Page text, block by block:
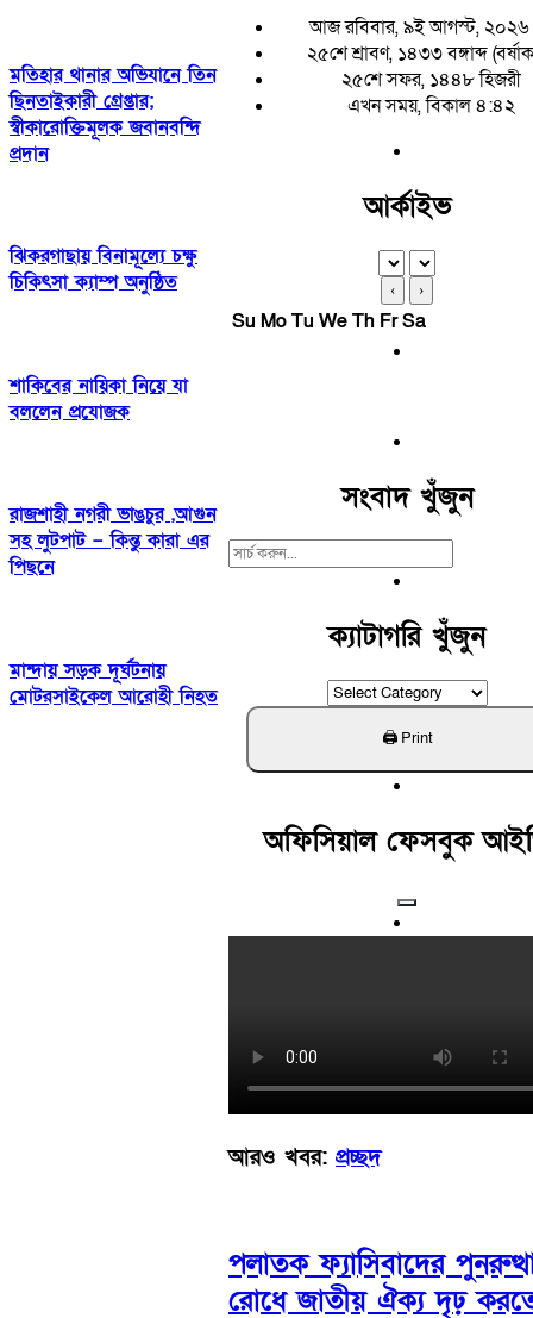
মতিহার থানার অভিযানে তিন
ছিনতাইকারী গ্রেপ্তার;
স্বীকারোক্তিমূলক জবানবন্দি
প্রদান
ঝিকরগাছায় বিনামূল্যে চক্ষু
চিকিৎসা ক্যাম্প অনুষ্ঠিত
শাকিবের নায়িকা নিয়ে যা
বললেন প্রযোজক
রাজশাহী নগরী ভাঙচুর ,আগুন
সহ লুটপাট – কিন্তু কারা এর
পিছনে
মান্দায় সড়ক দূর্ঘটনায়
মোটরসাইকেল আরোহী নিহত
আজ রবিবার, ৯ই আগস্ট, ২০২৬
২৫শে শ্রাবণ, ১৪৩৩ বঙ্গাব্দ
২৫শে সফর, ১৪৪৮ হিজরী
এখন সময়, বিকাল ৪:৪২
আর্কাইভ
‹ ›
Su MoTu WeTh FrSa
সংবাদ খুঁজুন
Search
ক্যাটাগরি খুঁজুন
ক্যাটাগরি
খুঁজুন
অফিসিয়াল ফেসবুক
আরও খবর: প্রচ্ছদ
পলাতক ফ্যাসিবাদের
রোধে জাতীয় ঐক্য দৃঢ়